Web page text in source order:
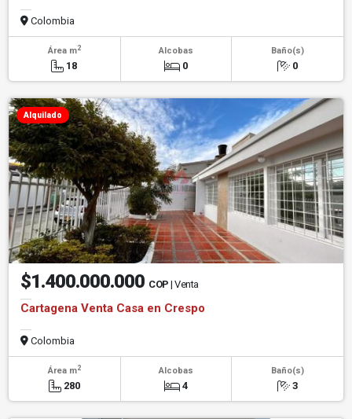
Colombia
Área m2
18
Alcobas
0
Baño(s)
0
Alquilado
$1.400.000.000 COP | Venta
Cartagena Venta Casa en Crespo
Colombia
Área m2
280
Alcobas
4
Baño(s)
3